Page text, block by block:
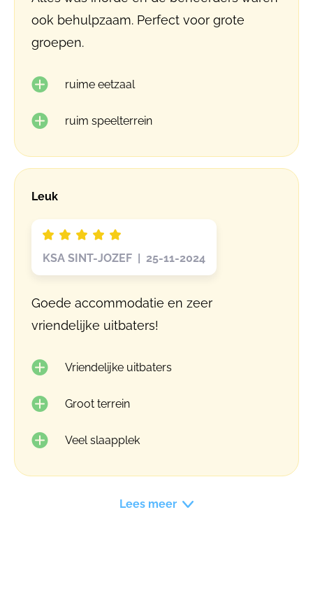
ook behulpzaam. Perfect voor grote
groepen.
ruime eetzaal
ruim speelterrein
Leuk
KSA SINT-JOZEF | 25-11-2024
Goede accommodatie en zeer
vriendelijke uitbaters!
Vriendelijke uitbaters
Groot terrein
Veel slaapplek
Lees meer